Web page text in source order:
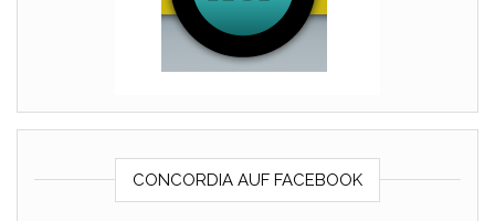
CONCORDIA AUF FACEBOOK